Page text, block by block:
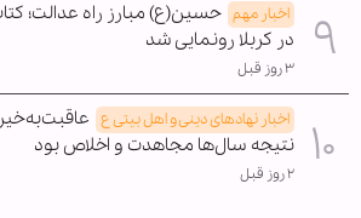
اخبار مهم حسین(ع) مبارز راه عدالت؛
در کربلا رونمایی شد
۳ روز قبل
اخبار نهادهای دینی و اهل بیتی ع
نتیجه سال‌ها مجاهدت و اخلاص بود
۲ روز قبل